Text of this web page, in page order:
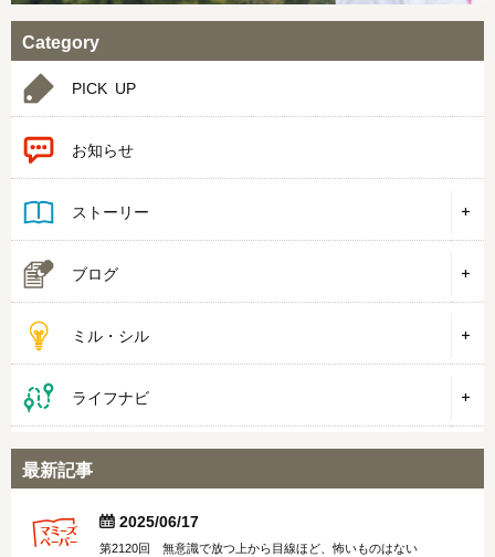
Category
PICK UP
お知らせ
ストーリー
ブログ
ミル・シル
ライフナビ
最新記事
  2025/06/17
第2120回 無意識で放つ上から目線ほど、怖いものはない